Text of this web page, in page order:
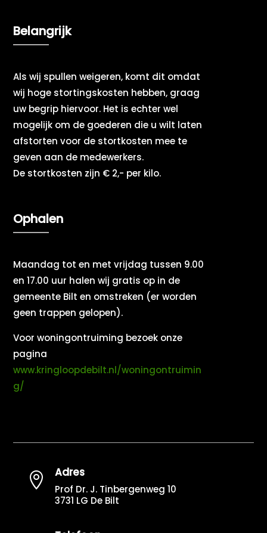
Belangrijk
Als wij spullen weigeren, komt dit omdat
wij hoge stortingskosten hebben, graag
uw begrip hiervoor. Het is echter wel
mogelijk om de goederen die u wilt laten
afstorten voor de stortkosten mee te
geven aan de medewerkers.
De stortkosten zijn € 2,- per kilo.
Ophalen
Maandag tot en met vrijdag tussen 9.00
en 17.00 uur halen wij gratis op in de
gemeente Bilt en omstreken (er worden
geen trappen gelopen).
Voor woningontruiming bezoek onze
pagina
www.kringloopdebilt.nl/woningontruimin
g/
 Adres
Prof Dr. J. Tinbergenweg 10
3731 LG De Bilt